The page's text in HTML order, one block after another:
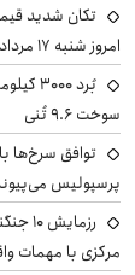
تکان شدید
امروز شنبه ۱۷ مرداد ۱۴۰۵
سوخت ۹.۶ تُنی
توافق سرخ‌ها
پرسپولیس
مرکزی با مهمات